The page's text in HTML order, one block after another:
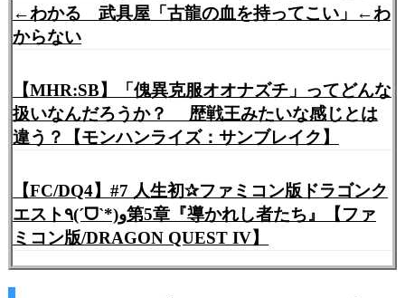
←わかる 武具屋「古龍の血を持ってこい」←わ
からない
【MHR:SB】「傀異克服オオナズチ」ってどんな
扱いなんだろうか？ 歴戦王みたいな感じとは
違う？【モンハンライズ：サンブレイク】
【FC/DQ4】#7 人生初✰ファミコン版ドラゴンク
エスト٩(ˊᗜˋ*)و第5章『導かれし者たち』【ファ
ミコン版/DRAGON QUEST IV】